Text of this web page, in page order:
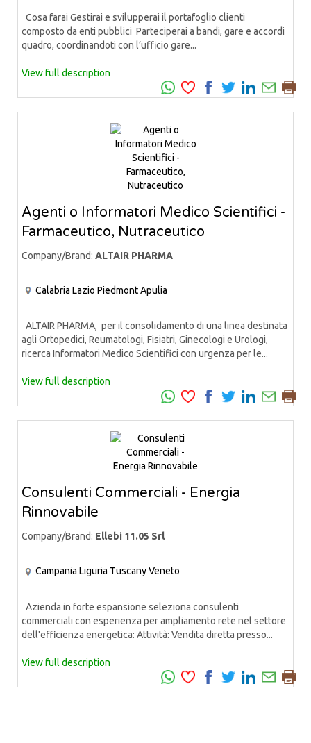
Cosa farai Gestirai e svilupperai il portafoglio clienti
composto da enti pubblici Parteciperai a bandi, gare e accordi
quadro, coordinandoti con l’ufficio gare...
View full description
Agenti o Informatori Medico Scientifici -
Farmaceutico, Nutraceutico
Company/Brand: ALTAIR PHARMA
Calabria Lazio PiedmontApulia
ALTAIR PHARMA, per il consolidamento di una linea destinata
agli Ortopedici, Reumatologi, Fisiatri, Ginecologi e Urologi,
ricerca Informatori Medico Scientifici con urgenza per le...
View full description
Consulenti Commerciali - Energia
Rinnovabile
Company/Brand: Ellebi 11.05 Srl
Campania Liguria TuscanyVeneto
Azienda in forte espansione seleziona consulenti
commerciali con esperienza per ampliamento rete nel settore
dell'efficienza energetica: Attività: Vendita diretta presso...
View full description